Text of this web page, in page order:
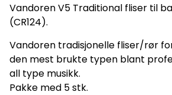
Vandoren V5 Traditional fliser til
(CR124).
Vandoren tradisjonelle fliser/rør
den mest brukte typen blant
all type musikk.
Pakke med 5 stk.